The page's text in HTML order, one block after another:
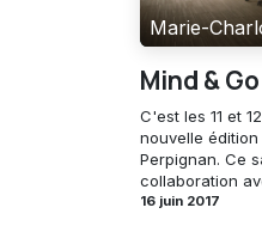
Marie-
Mind &
C'est les 11 et
nouvelle
Perpignan. Ce
collaboration
16 juin 2017